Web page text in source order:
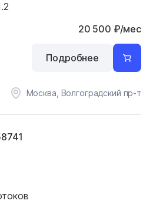
20 500 ₽/мес
Москва, Волгоградский пр-т
Подробнее